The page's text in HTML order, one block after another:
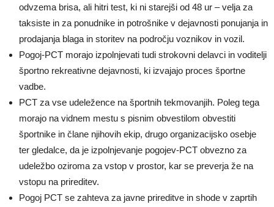
odvzema brisa, ali hitri test, ki ni starejši od 48 ur – velja za
taksiste in za ponudnike in potrošnike v dejavnosti ponujanja in
prodajanja blaga in storitev na področju voznikov in vozil.
Pogoj-PCT morajo izpolnjevati tudi strokovni delavci in voditelji
športno rekreativne dejavnosti, ki izvajajo proces športne
vadbe.
PCT za vse udeležence na športnih tekmovanjih. Poleg tega
morajo na vidnem mestu s pisnim obvestilom obvestiti
športnike in člane njihovih ekip, drugo organizacijsko osebje
ter gledalce, da je izpolnjevanje pogojev-PCT obvezno za
udeležbo oziroma za vstop v prostor, kar se preverja že na
vstopu na prireditev.
Pogoj PCT se zahteva za javne prireditve in shode v zaprtih